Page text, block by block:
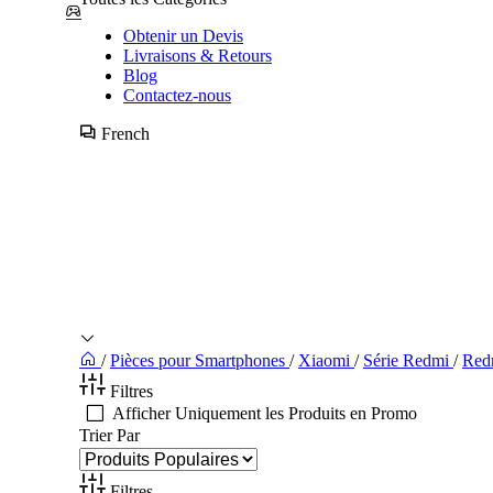
Obtenir un Devis
Livraisons & Retours
Blog
Contactez-nous
French
/ Pièces pour Smartphones / Xiaomi / Série Redmi /
Filtres
Afficher Uniquement les Produits en Promo
Trier Par